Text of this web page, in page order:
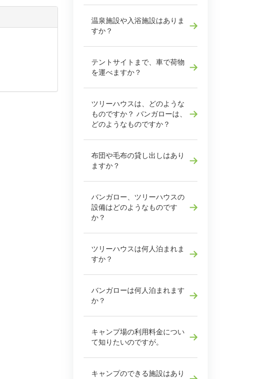
温泉施設や入浴施設はありま
すか？
テントサイトまで、車で荷物
を運べますか？
ツリーハウスは、どのような
ものですか？ バンガローは、
どのようなものですか？
布団や毛布の貸し出しはあり
ますか？
バンガロー、ツリーハウスの
設備はどのようなものです
か？
ツリーハウスは何人泊まれま
すか？
バンガローは何人泊まれます
か？
キャンプ場の利用料金につい
て知りたいのですが。
キャンプのできる施設はあり